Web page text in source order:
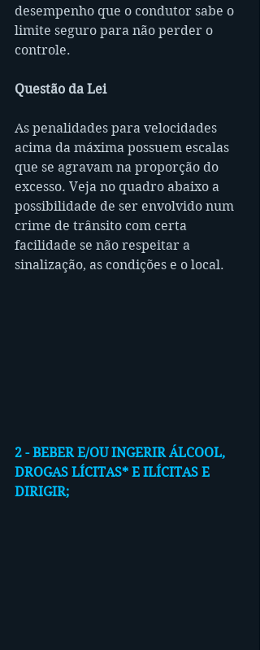
desempenho que o condutor sabe o
limite seguro para não perder o
controle.
Questão da Lei
As penalidades para velocidades
acima da máxima possuem escalas
que se agravam na proporção do
excesso. Veja no quadro abaixo a
possibilidade de ser envolvido num
crime de trânsito com certa
facilidade se não respeitar a
sinalização, as condições e o local.
2 - BEBER E/OU INGERIR ÁLCOOL,
DROGAS LÍCITAS* E ILÍCITAS E
DIRIGIR;